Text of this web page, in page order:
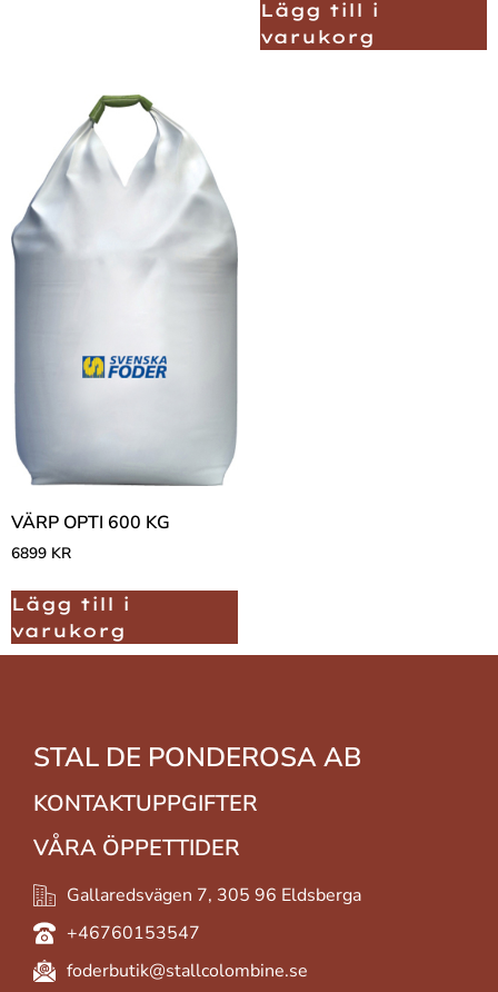
Lägg till i
varukorg
VÄRP OPTI 600 KG
6899 KR
Lägg till i
varukorg
STAL DE PONDEROSA AB
KONTAKTUPPGIFTER
VÅRA ÖPPETTIDER
Gallaredsvägen 7, 305 96 Eldsberga
+46760153547
foderbutik@stallcolombine.se